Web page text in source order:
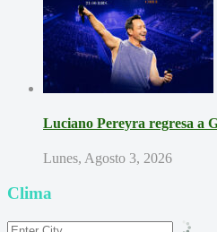
Luciano Pereyra regresa a
Lunes, Agosto 3, 2026
Clima